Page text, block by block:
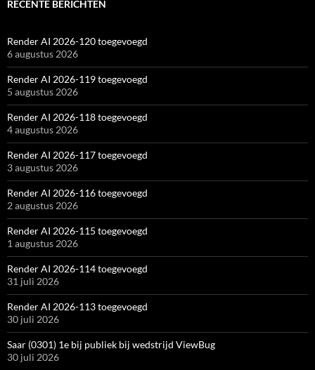
RECENTE BERICHTEN
Render AI 2026-120 toegevoegd
6 augustus 2026
Render AI 2026-119 toegevoegd
5 augustus 2026
Render AI 2026-118 toegevoegd
4 augustus 2026
Render AI 2026-117 toegevoegd
3 augustus 2026
Render AI 2026-116 toegevoegd
2 augustus 2026
Render AI 2026-115 toegevoegd
1 augustus 2026
Render AI 2026-114 toegevoegd
31 juli 2026
Render AI 2026-113 toegevoegd
30 juli 2026
Saar (0301) 1e bij publiek bij wedstrijd ViewBug
30 juli 2026